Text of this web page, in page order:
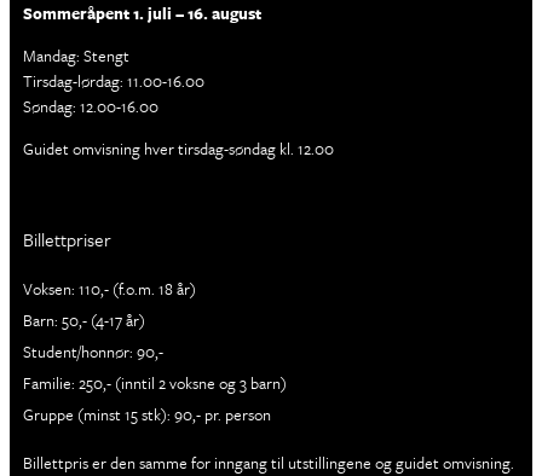
Sommeråpent 1. juli – 16. august
Mandag: Stengt
Tirsdag-lørdag: 11.00-16.00
Søndag: 12.00-16.00
Guidet omvisning hver tirsdag-søndag kl. 12.00
Billettpriser
Voksen: 110,- (f.o.m. 18 år)
Barn: 50,- (4-17 år)
Student/honnør: 90,-
Familie: 250,- (inntil 2 voksne og 3 barn)
Gruppe (minst 15 stk): 90,- pr. person
Billettpris er den samme for inngang til utstillingene og guidet omvisning.